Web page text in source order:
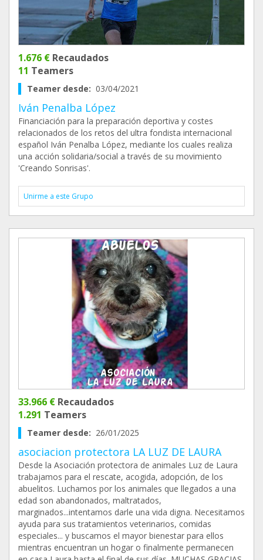
1.676 € Recaudados
11 Teamers
Teamer desde: 03/04/2021
Iván Penalba López
Financiación para la preparación deportiva y costes
relacionados de los retos del ultra fondista internacional
español Iván Penalba López, mediante los cuales realiza
una acción solidaria/social a través de su movimiento
'Creando Sonrisas'.
Unirme a este Grupo
33.966 € Recaudados
1.291 Teamers
Teamer desde: 26/01/2025
asociacion protectora LA LUZ DE LAURA
Desde la Asociación protectora de animales Luz de Laura
trabajamos para el rescate, acogida, adopción, de los
abuelitos. Luchamos por los animales que llegados a una
edad son abandonados, maltratados,
marginados...intentamos darle una vida digna. Necesitamos
ayuda para sus tratamientos veterinarios, comidas
especiales... y buscamos el mayor bienestar para ellos
mientras encuentran un hogar o finalmente permanecen